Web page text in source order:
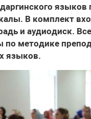
В комплект
и аудиодиск.
по методике
языков.